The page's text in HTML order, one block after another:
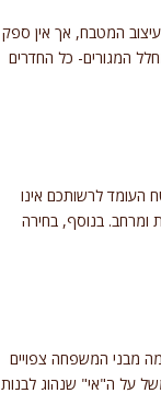
המטבח, אך אין ספק
המגורים- כל החדרים
העומד לרשותכם אינו
ומרחב. בנוסף, בחירה
מבני המשפחה צפויים
על ה"אי" שנהוג לבנות